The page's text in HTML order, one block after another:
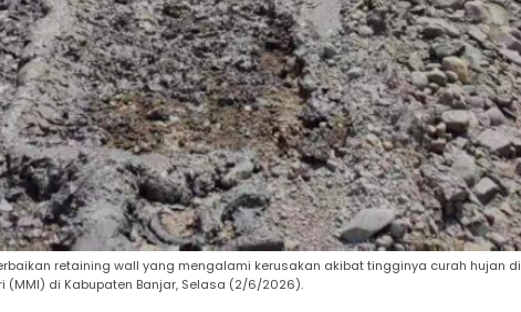
retaining wall yang mengalami kerusakan akibat tingginya curah hujan di
(MMI) di Kabupaten Banjar, Selasa (2/6/2026).